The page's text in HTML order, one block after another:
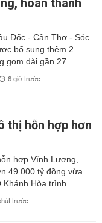
hoàn thành
Đốc - Cần Thơ - Sóc
bổ sung thêm 2
gom dài gần 27...
6 giờ trước
thị hỗn hợp hơn
hợp Vĩnh Lương,
49.000 tỷ đồng vừa
Hòa trình...
trước